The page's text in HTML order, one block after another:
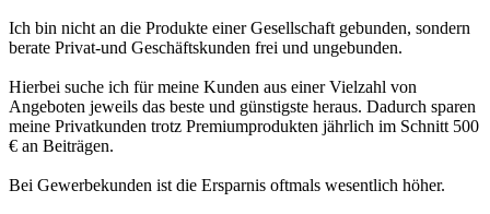
Ich bin nicht an die Produkte einer Gesellschaft gebunden, sondern
berate Privat-und Geschäftskunden frei und ungebunden.
Hierbei suche ich für meine Kunden aus einer Vielzahl von
Angeboten jeweils das beste und günstigste heraus. Dadurch sparen
meine Privatkunden trotz Premiumprodukten jährlich im Schnitt 500
€ an Beiträgen.
Bei Gewerbekunden ist die Ersparnis oftmals wesentlich höher.